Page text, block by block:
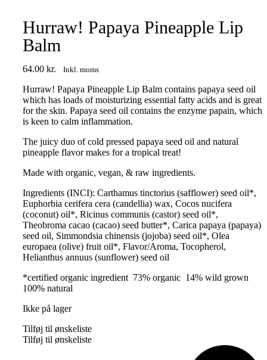
Hurraw! Papaya Pineapple Lip
Balm
64.00 kr. Inkl. moms
Hurraw! Papaya Pineapple Lip Balm contains papaya seed oil
which has loads of moisturizing essential fatty acids and is great
for the skin. Papaya seed oil contains the enzyme papain, which
is keen to calm inflammation.
The juicy duo of cold pressed papaya seed oil and natural
pineapple flavor makes for a tropical treat!
Made with organic, vegan, & raw ingredients.
Ingredients (INCI): Carthamus tinctorius (safflower) seed oil*,
Euphorbia cerifera cera (candellia) wax, Cocos nucifera
(coconut) oil*, Ricinus communis (castor) seed oil*,
Theobroma cacao (cacao) seed butter*, Carica papaya (papaya)
seed oil, Simmondsia chinensis (jojoba) seed oil*, Olea
europaea (olive) fruit oil*, Flavor/Aroma, Tocopherol,
Helianthus annuus (sunflower) seed oil
*certified organic ingredient 73% organic 14% wild grown
100% natural
Ikke på lager
Tilføj til ønskeliste
Tilføj til ønskeliste